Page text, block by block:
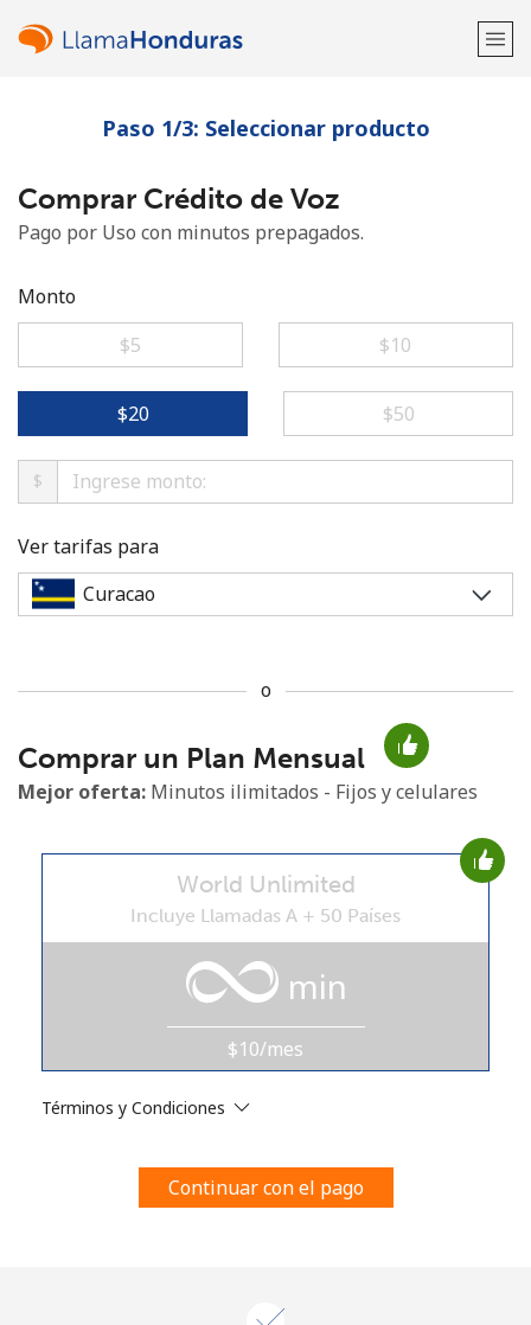
¡Bienvenido!
¿Ya tienes una cuenta?Inicia sesión →
No se ha creado una contraseña
Mínimo 8 caracteres
Una letra mayúscula y una minúscula
Un número
estosTérminos y condiciones.
Únete
¡Hola!
Paso 1/3: Seleccionar producto
Comprar Crédito de Voz
Pago por Uso con minutos prepagados.
Monto
⁦$5⁩
⁦$10⁩
⁦$20⁩ ⁦$50⁩
$
Ver tarifas para
o
Comprar un Plan Mensual
Mejor oferta: Minutos ilimitados - Fijos y celulares
World Unlimited
Incluye Llamadas A + 50 Países
min
$10/mes
Términos y Condiciones
Continuar con el pago